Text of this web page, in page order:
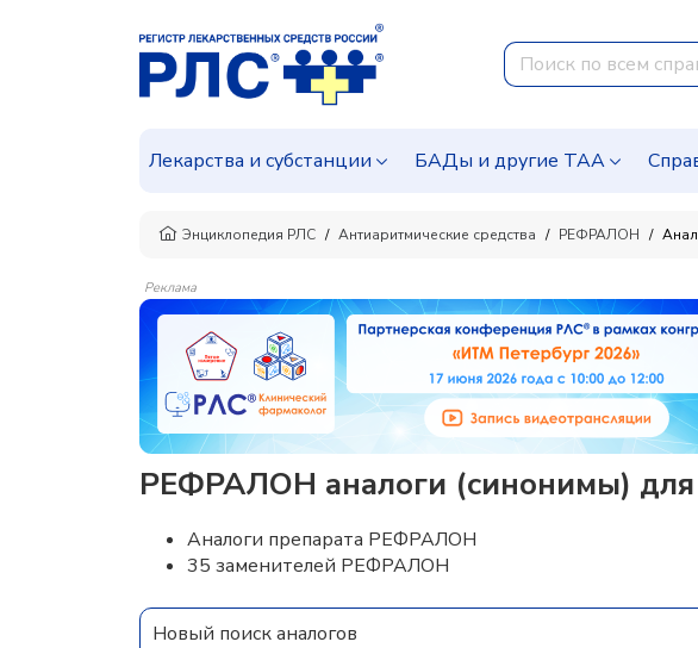
Лекарства и субстанции БАДы и другие ТАА
Энциклопедия РЛС Антиаритмические средства РЕФРАЛОН
Реклама
РЕФРАЛОН аналоги (синонимы) для
Аналоги препарата РЕФРАЛОН
35 заменителей РЕФРАЛОН
Новый поиск аналогов